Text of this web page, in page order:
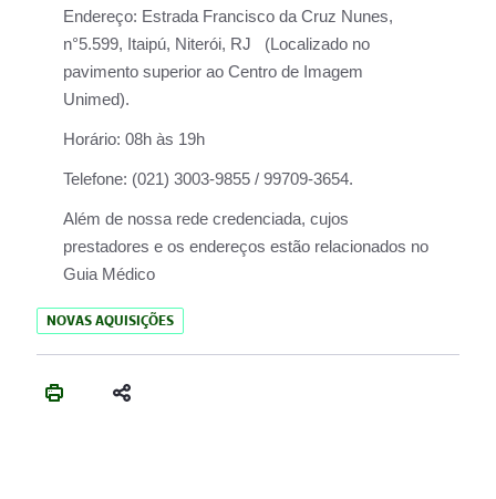
Endereço: Estrada Francisco da Cruz Nunes,
n°5.599, Itaipú, Niterói, RJ (Localizado no
pavimento superior ao Centro de Imagem
Unimed).
Horário: 08h às 19h
Telefone: (021) 3003-9855 / 99709-3654.
Além de nossa rede credenciada, cujos
prestadores e os endereços estão relacionados no
Guia Médico
NOVAS AQUISIÇÕES